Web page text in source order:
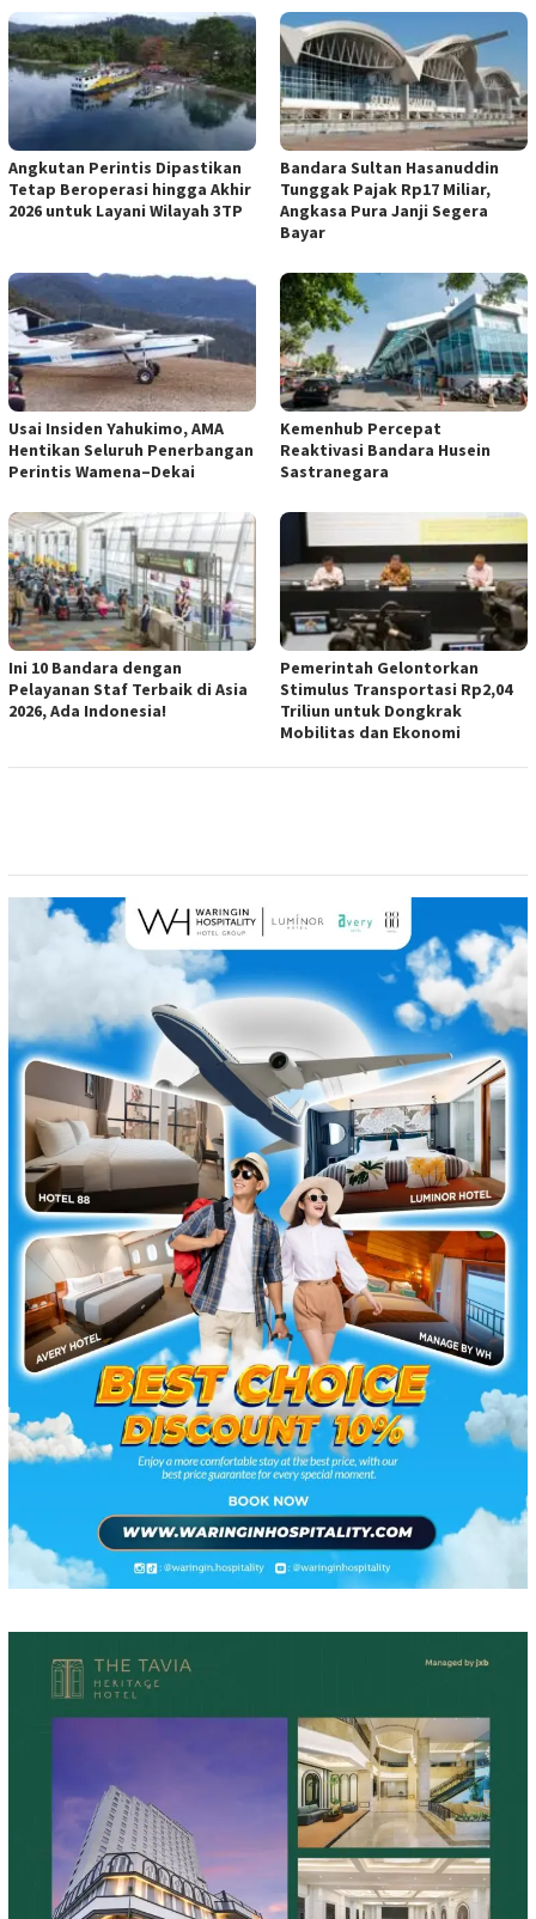
Angkutan Perintis Dipastikan
Tetap Beroperasi hingga Akhir
2026 untuk Layani Wilayah 3TP
Bandara Sultan Hasanuddin
Tunggak Pajak Rp17 Miliar,
Angkasa Pura Janji Segera
Bayar
Usai Insiden Yahukimo, AMA
Hentikan Seluruh Penerbangan
Perintis Wamena–Dekai
Kemenhub Percepat
Reaktivasi Bandara Husein
Sastranegara
Ini 10 Bandara dengan
Pelayanan Staf Terbaik di Asia
2026, Ada Indonesia!
Pemerintah Gelontorkan
Stimulus Transportasi Rp2,04
Triliun untuk Dongkrak
Mobilitas dan Ekonomi